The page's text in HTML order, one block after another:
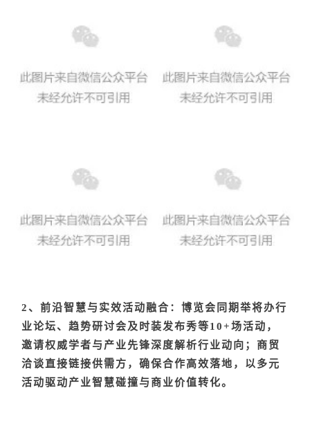
2、前沿智慧与实效活动融合：博览会同期举将办行
业论坛、趋势研讨会及时装发布秀等10+场活动，
邀请权威学者与产业先锋深度解析行业动向；商贸
洽谈直接链接供需方，确保合作高效落地，以多元
活动驱动产业智慧碰撞与商业价值转化。